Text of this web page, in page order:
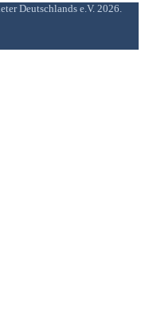
Deutschlands e.V. 2026.